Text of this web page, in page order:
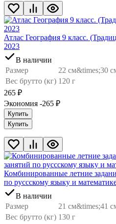
Атлас География 9 класс.
2023
В наличии
Размер
22 см&times;30
Вес брутто (кг) 120 г
265 ₽
Экономия -265 ₽
Купить
Купить
Комбинированные летние
по руссскому языку и
В наличии
Размер
21 см&times;41
Вес брутто (кг) 130 г